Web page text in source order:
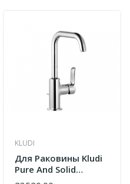
KLUDI
Для Раковины Kludi
Pure And Solid
340240575